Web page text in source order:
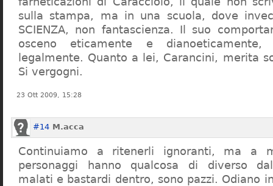
sulla stampa, ma in una scuola, dove
SCIENZA, non fantascienza. Il suo
osceno eticamente e dianoeticamente,
legalmente. Quanto a lei, Carancini, merita
Si vergogni.
23 Ott 2009, 15:28
#14 M.acca
Continuiamo a ritenerli ignoranti, ma a
personaggi hanno qualcosa di diverso
malati e bastardi dentro, sono pazzi. Odiano